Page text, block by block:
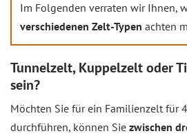
Im Folgenden verraten wir Ihnen,
verschiedenen Zelt-Typen achten
Tunnelzelt, Kuppelzelt oder
sein?
Möchten Sie für ein Familienzelt für
durchführen, können Sie zwischen